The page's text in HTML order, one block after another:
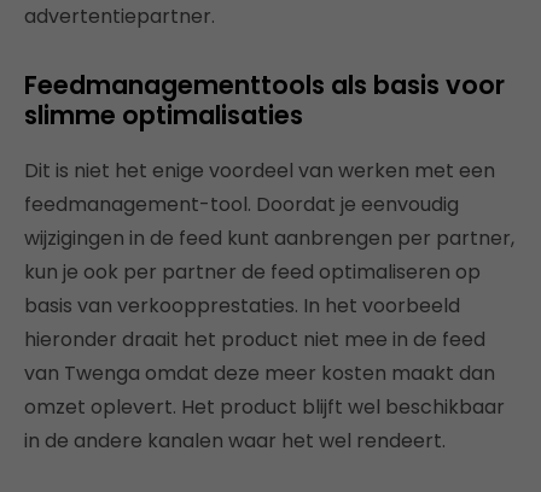
advertentiepartner.
Feedmanagementtools als basis voor
slimme optimalisaties
Dit is niet het enige voordeel van werken met een
feedmanagement-tool. Doordat je eenvoudig
wijzigingen in de feed kunt aanbrengen per partner,
kun je ook per partner de feed optimaliseren op
basis van verkoopprestaties. In het voorbeeld
hieronder draait het product niet mee in de feed
van Twenga omdat deze meer kosten maakt dan
omzet oplevert. Het product blijft wel beschikbaar
in de andere kanalen waar het wel rendeert.